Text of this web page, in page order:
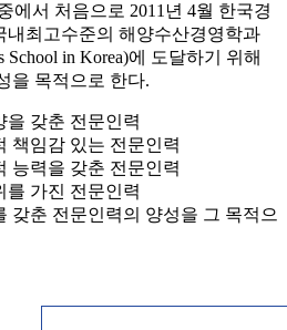
에서 처음으로 2011년 4월 한국경
내최고수준의 해양수산경영학과
School in Korea)에 도달하기 위해
을 목적으로 한다.
을 갖춘 전문인력
책임감 있는 전문인력
능력을 갖춘 전문인력
를 가진 전문인력
갖춘 전문인력의 양성을 그 목적으